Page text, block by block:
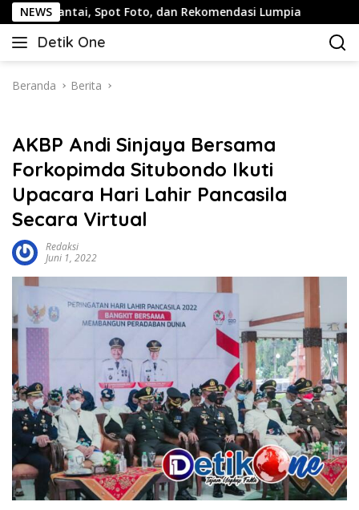
Langsung
ke
konten
NEWS
Foto, dan Rekomendasi Lumpia Panduan Wisata
Detik One
Tajam
Fakta
Beranda Berita
AKBP Andi Sinjaya Bersama
Forkopimda Situbondo Ikuti
Upacara Hari Lahir Pancasila
Secara Virtual
Redaksi
Juni 1, 2022